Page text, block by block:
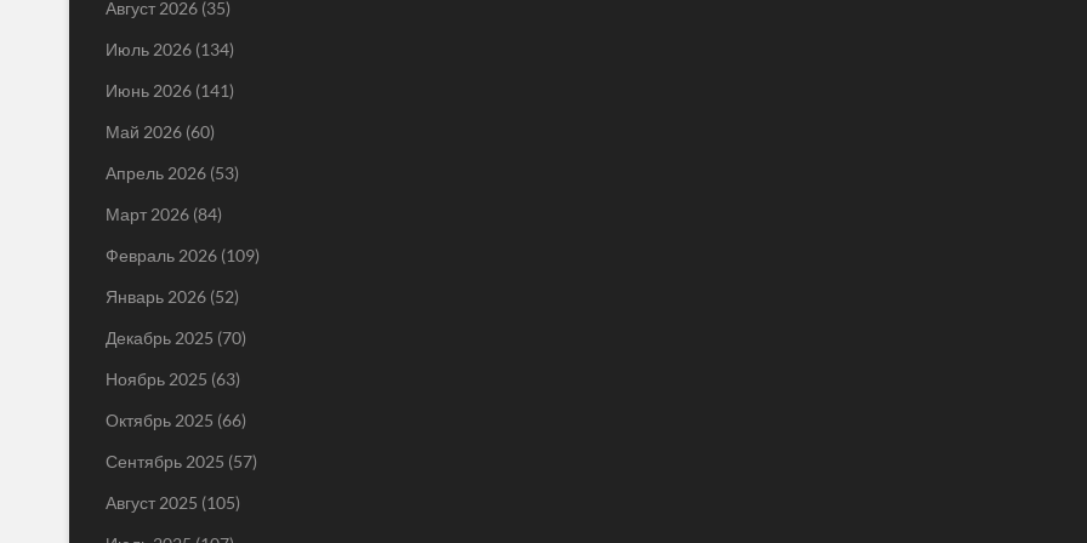
Август 2026 (35)
Июль 2026 (134)
Июнь 2026 (141)
Май 2026 (60)
Апрель 2026 (53)
Март 2026 (84)
Февраль 2026 (109)
Январь 2026 (52)
Декабрь 2025 (70)
Ноябрь 2025 (63)
Октябрь 2025 (66)
Сентябрь 2025 (57)
Август 2025 (105)